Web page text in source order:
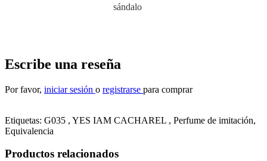
sándalo
Escribe una reseña
Por favor, iniciar sesión o registrarse para comprar
Etiquetas: G035 , YES IAM CACHAREL , Perfume de imitación,
Equivalencia
Productos relacionados